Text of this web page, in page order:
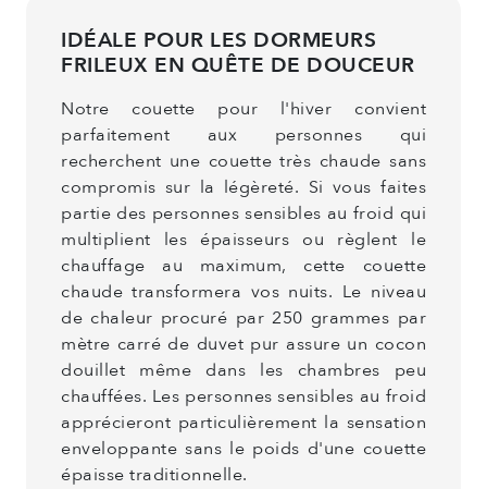
IDÉALE POUR LES DORMEURS
FRILEUX EN QUÊTE DE DOUCEUR
Notre couette pour l'hiver convient
parfaitement aux personnes qui
recherchent une couette très chaude sans
compromis sur la légèreté. Si vous faites
partie des personnes sensibles au froid qui
multiplient les épaisseurs ou règlent le
chauffage au maximum, cette couette
chaude transformera vos nuits. Le niveau
de chaleur procuré par 250 grammes par
mètre carré de duvet pur assure un cocon
douillet même dans les chambres peu
chauffées. Les personnes sensibles au froid
apprécieront particulièrement la sensation
enveloppante sans le poids d'une couette
épaisse traditionnelle.